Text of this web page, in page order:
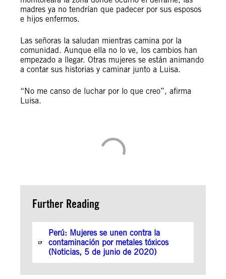
madres ya no tendrían que padecer por sus esposos
e hijos enfermos.
Las señoras la saludan mientras camina por la
comunidad. Aunque ella no lo ve, los cambios han
empezado a llegar. Otras mujeres se están animando
a contar sus historias y caminar junto a Luisa.
“No me canso de luchar por lo que creo”, afirma
Luisa.
Further Reading
Perú: Mujeres se unen contra la
contaminación por metales tóxicos
(Noticias, 5 de junio de 2020)